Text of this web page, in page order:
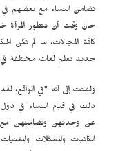
تضامن النساء مع بعضهم
حان وقت أن تتطور المرأة
كافة المجالات، ما لم تكن
جديد تعلم لغات مختلفة في
ولفتت إلى أنه "في الواقع،
ذلك في قيام النساء في دول
عن وحدتهن وتضامنهن مع
الكاتبات والممثلات